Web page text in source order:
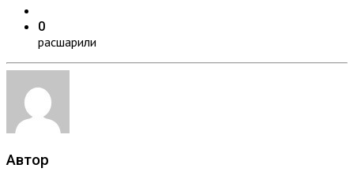
0
расшарили
Автор